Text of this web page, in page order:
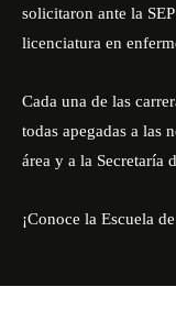
solicitaron ante la
licenciatura en
Cada una de las
todas apegadas a las
área y a la Secretaría
¡Conoce la Escuela